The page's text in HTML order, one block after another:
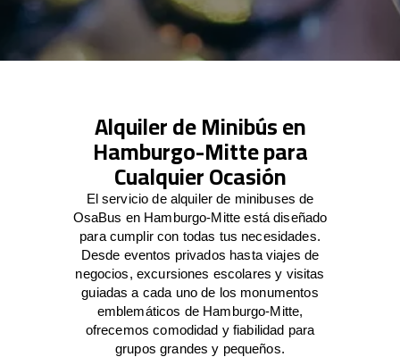
Alquiler de Minibús en
Hamburgo-Mitte para
Cualquier Ocasión
El servicio de alquiler de minibuses de
OsaBus en Hamburgo-Mitte está diseñado
para cumplir con todas tus necesidades.
Desde eventos privados hasta viajes de
negocios, excursiones escolares y visitas
guiadas a cada uno de los monumentos
emblemáticos de Hamburgo-Mitte,
ofrecemos comodidad y fiabilidad para
grupos grandes y pequeños.